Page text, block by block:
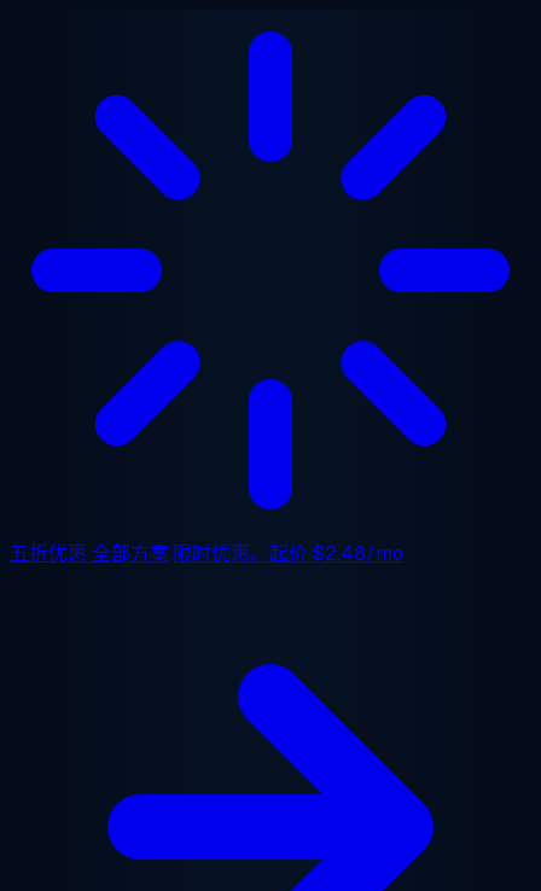
五折优惠 全部方案,限时优惠。起价$2.48/mo